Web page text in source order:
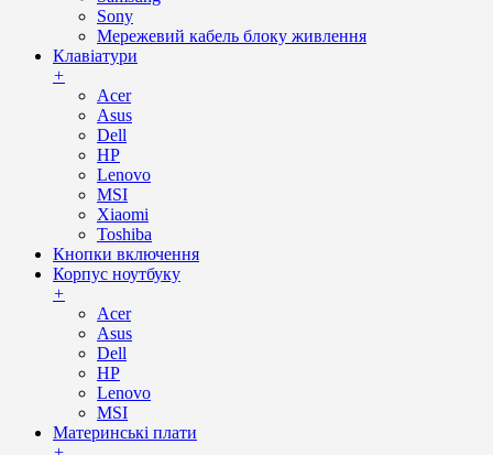
Sony
Мережевий кабель блоку живлення
Клавіатури
+
Acer
Asus
Dell
HP
Lenovo
MSI
Xiaomi
Toshiba
Кнопки включення
Корпус ноутбуку
+
Acer
Asus
Dell
HP
Lenovo
MSI
Материнські плати